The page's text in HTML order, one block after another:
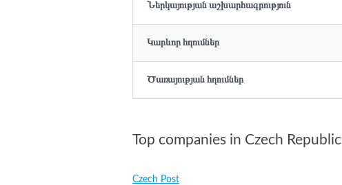
Ներկայության աշխարհագրություն
Կարևոր հղումներ
Ծառայության հղումներ
Top companies in Czech Republic
Czech Post